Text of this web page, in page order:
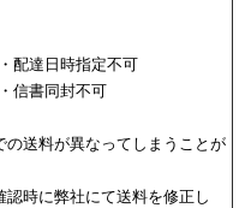
日時指定不可
信書同封不可
送料が異なってしまうことが
時に弊社にて送料を修正し